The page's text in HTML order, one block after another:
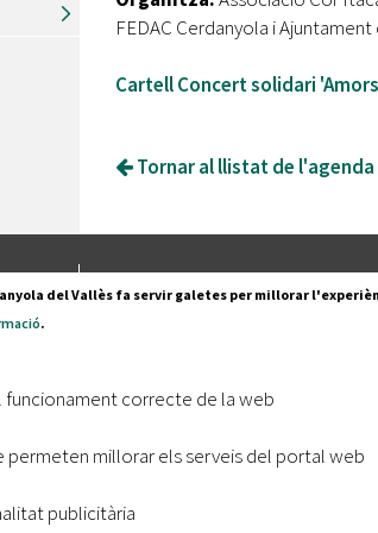
FEDAC Cerdanyola i
Cartell Concert solidari
Tornar al llistat de
Pl. Francesc Layret, s/n
dades
del Vallès fa servir galetes per millorar
.
funcionament correcte de la web
permeten millorar els serveis del portal web
publicitària